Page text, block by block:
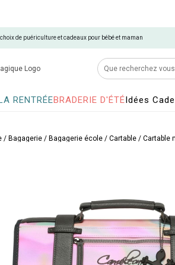
de puériculture et cadeaux pour bébé et maman
RENTRÉEBRADERIE D'ÉTÉIdées
/ Bagagerie / Bagagerie école / Cartable / Cartable